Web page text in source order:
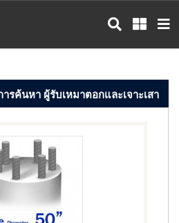
ค้นหา ผู้รับเหมาตอกและเจาะเสา